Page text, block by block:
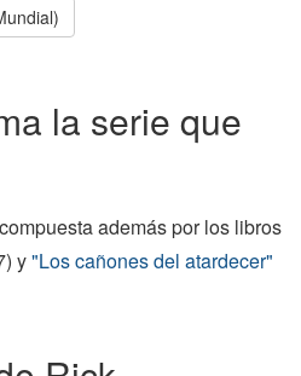
la serie que
además por los libros
y"Los cañones del atardecer"